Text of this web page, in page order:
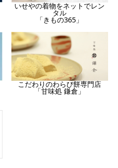
いせやの着物をネットでレン
タル
「きもの365」
こだわりのわらび餅専門店
「甘味処 鎌倉」